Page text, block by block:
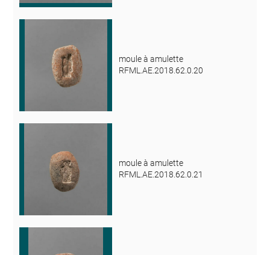
moule à amulette
RFML.AE.2018.62.0.20
moule à amulette
RFML.AE.2018.62.0.21